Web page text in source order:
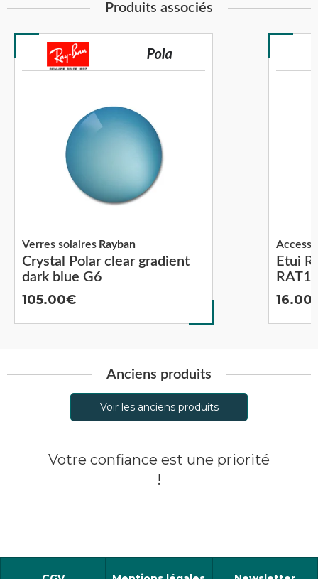
Produits associés
Crystal Polar clear gradient
dark blue G6
Verres solaires Rayban
105.00
Etui
16.00
Anciens produits
Voir les anciens produits
Votre confiance est une priorité
!